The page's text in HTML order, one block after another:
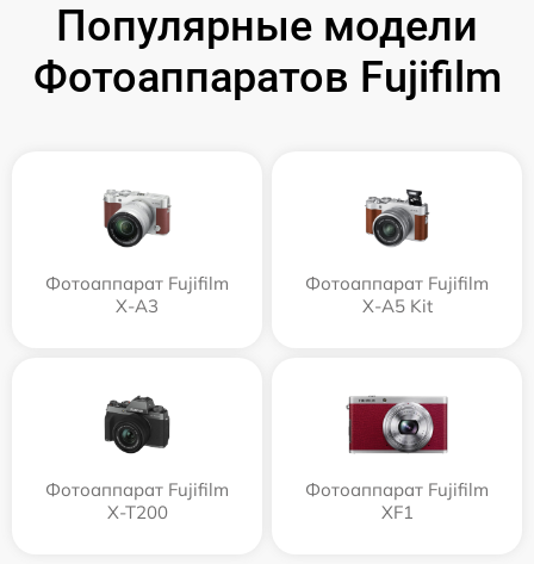
Популярные модели
Фотоаппаратов Fujifilm
Фотоаппарат Fujifilm
X-A3
Фотоаппарат Fujifilm
X-A5 Kit
Фотоаппарат Fujifilm
X-T200
Фотоаппарат Fujifilm
XF1